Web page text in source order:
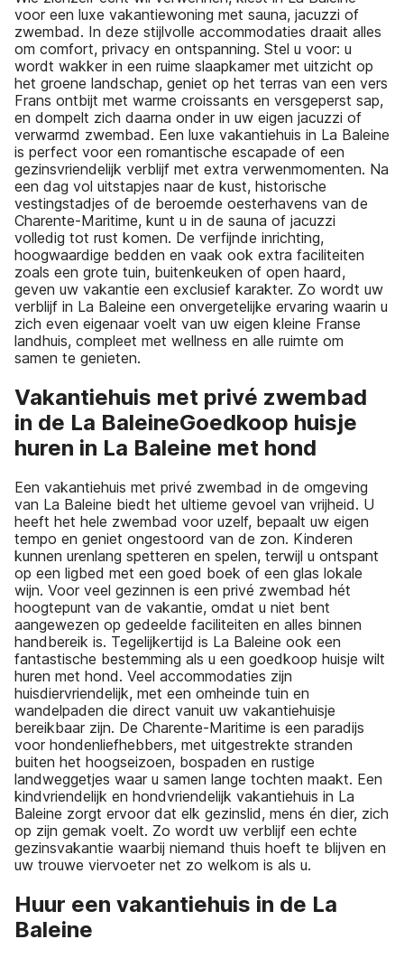
voor een luxe vakantiewoning met sauna, jacuzzi of
zwembad. In deze stijlvolle accommodaties draait alles
om comfort, privacy en ontspanning. Stel u voor: u
wordt wakker in een ruime slaapkamer met uitzicht op
het groene landschap, geniet op het terras van een vers
Frans ontbijt met warme croissants en versgeperst sap,
en dompelt zich daarna onder in uw eigen jacuzzi of
verwarmd zwembad. Een luxe vakantiehuis in La Baleine
is perfect voor een romantische escapade of een
gezinsvriendelijk verblijf met extra verwenmomenten. Na
een dag vol uitstapjes naar de kust, historische
vestingstadjes of de beroemde oesterhavens van de
Charente-Maritime, kunt u in de sauna of jacuzzi
volledig tot rust komen. De verfijnde inrichting,
hoogwaardige bedden en vaak ook extra faciliteiten
zoals een grote tuin, buitenkeuken of open haard,
geven uw vakantie een exclusief karakter. Zo wordt uw
verblijf in La Baleine een onvergetelijke ervaring waarin u
zich even eigenaar voelt van uw eigen kleine Franse
landhuis, compleet met wellness en alle ruimte om
samen te genieten.
Vakantiehuis met privé zwembad
in de La BaleineGoedkoop huisje
huren in La Baleine met hond
Een vakantiehuis met privé zwembad in de omgeving
van La Baleine biedt het ultieme gevoel van vrijheid. U
heeft het hele zwembad voor uzelf, bepaalt uw eigen
tempo en geniet ongestoord van de zon. Kinderen
kunnen urenlang spetteren en spelen, terwijl u ontspant
op een ligbed met een goed boek of een glas lokale
wijn. Voor veel gezinnen is een privé zwembad hét
hoogtepunt van de vakantie, omdat u niet bent
aangewezen op gedeelde faciliteiten en alles binnen
handbereik is. Tegelijkertijd is La Baleine ook een
fantastische bestemming als u een goedkoop huisje wilt
huren met hond. Veel accommodaties zijn
huisdiervriendelijk, met een omheinde tuin en
wandelpaden die direct vanuit uw vakantiehuisje
bereikbaar zijn. De Charente-Maritime is een paradijs
voor hondenliefhebbers, met uitgestrekte stranden
buiten het hoogseizoen, bospaden en rustige
landweggetjes waar u samen lange tochten maakt. Een
kindvriendelijk en hondvriendelijk vakantiehuis in La
Baleine zorgt ervoor dat elk gezinslid, mens én dier, zich
op zijn gemak voelt. Zo wordt uw verblijf een echte
gezinsvakantie waarbij niemand thuis hoeft te blijven en
uw trouwe viervoeter net zo welkom is als u.
Huur een vakantiehuis in de La
Baleine